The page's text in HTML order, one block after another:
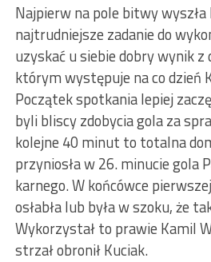
Najpierw na pole bitwy wyszła
najtrudniejsze zadanie do
uzyskać u siebie dobry wynik
którym występuje na co dzień
Początek spotkania lepiej
byli bliscy zdobycia gola za
kolejne 40 minut to totalna
przyniosła w 26. minucie gola
karnego. W końcówce
osłabła lub była w szoku, że
Wykorzystał to prawie Kamil
strzał obronił Kuciak.